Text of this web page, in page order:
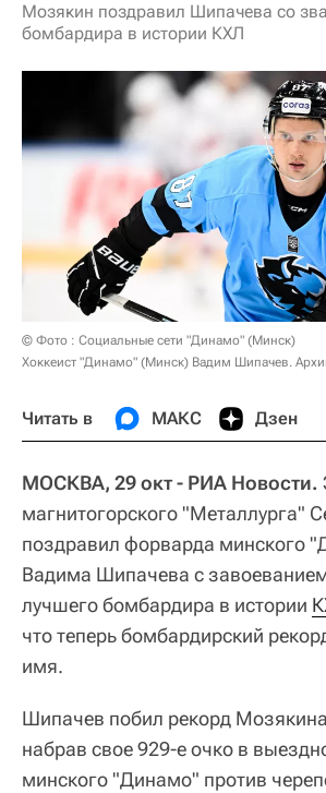
Мозякин поздравил Шипачева со
бомбардира в истории КХЛ
© Фото : Социальные сети "Динамо" (Минск)
Хоккеист "Динамо" (Минск) Вадим Шипачев.
Читать в МАКС Дзен
МОСКВА, 29 окт - РИА Новости.
магнитогорского "Металлурга"
поздравил форварда минского
Вадима Шипачева с
лучшего бомбардира в истории
что теперь бомбардирский
имя.
Шипачев побил рекорд
набрав свое 929-е очко в
минского "Динамо" против